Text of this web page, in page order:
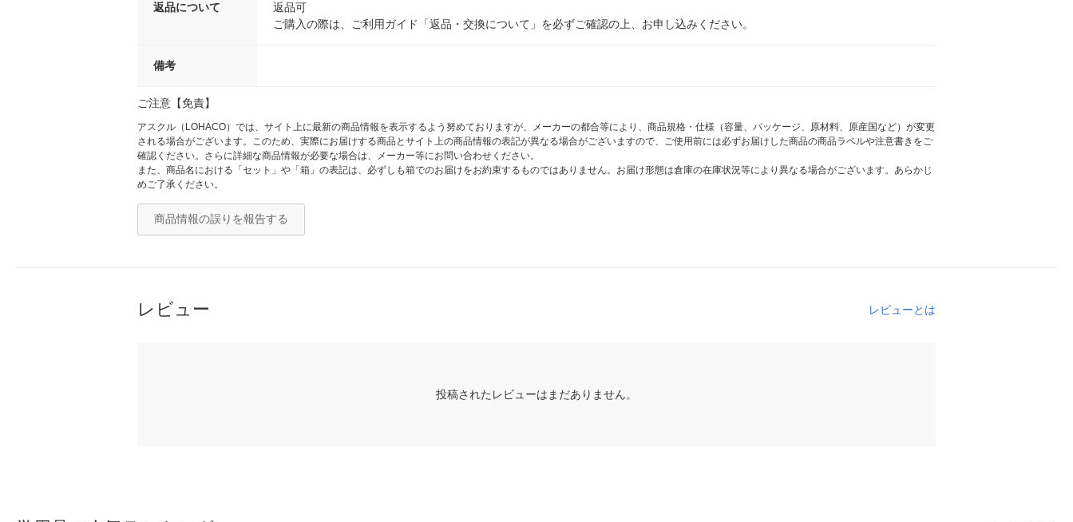
返品について
返品可
ご購入の際は、ご利用ガイド「返品・交換について」を必ずご確認の上、お申し込みください。
備考
ご注意【免責】
アスクル（LOHACO）では、サイト上に最新の商品情報を表示するよう努めておりますが、メーカーの都合等により、商品規格・仕様（容量、パッケージ、原材料、原産国など）が変更
される場合がございます。このため、実際にお届けする商品とサイト上の商品情報の表記が異なる場合がございますので、ご使用前には必ずお届けした商品の商品ラベルや注意書きをご
確認ください。さらに詳細な商品情報が必要な場合は、メーカー等にお問い合わせください。
また、商品名における「セット」や「箱」の表記は、必ずしも箱でのお届けをお約束するものではありません。お届け形態は倉庫の在庫状況等により異なる場合がございます。あらかじ
めご了承ください。
商品情報の誤りを報告する
レビュー レビューとは
投稿されたレビューはまだありません。